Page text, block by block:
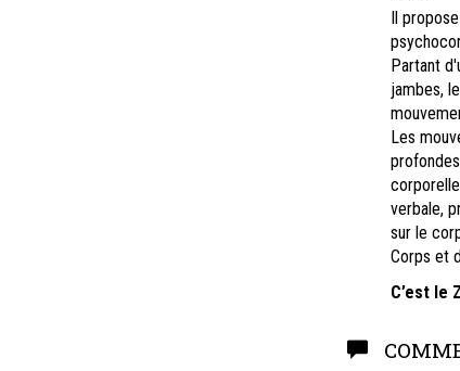
Il
Partant
jambes,
Les
verbale,
sur le
Corps et
C’est le